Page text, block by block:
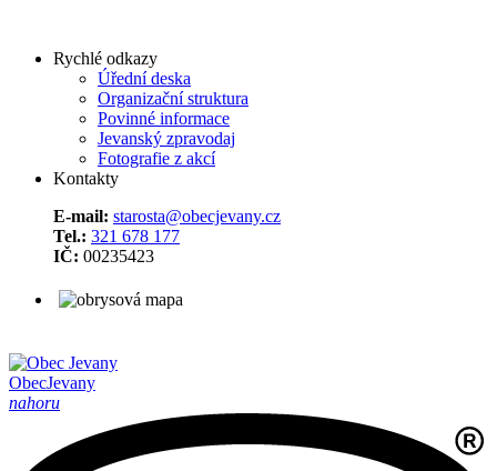
Rychlé odkazy
Úřední deska
Organizační struktura
Povinné informace
Jevanský zpravodaj
Fotografie z akcí
Kontakty
E-mail: starosta@obecjevany.cz
Tel.: 321 678 177
IČ: 00235423
ObecJevany
nahoru